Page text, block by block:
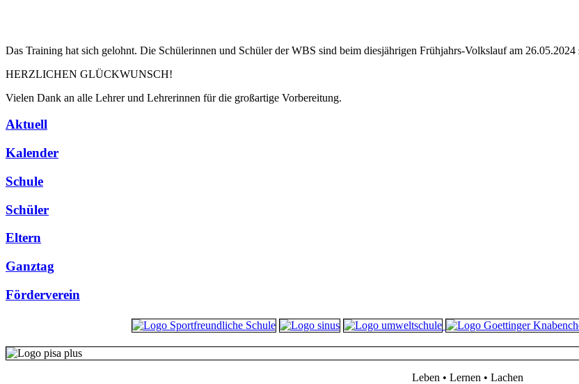
Das Training hat sich gelohnt. Die Schülerinnen und Schüler der WBS sind beim diesjährigen Frühjahrs-Volkslauf am 26.05.2024
HERZLICHEN GLÜCKWUNSCH!
Vielen Dank an alle Lehrer und Lehrerinnen für die großartige Vorbereitung.
Aktuell
Kalender
Schule
Schüler
Eltern
Ganztag
Förderverein
Leben • Lernen • Lachen